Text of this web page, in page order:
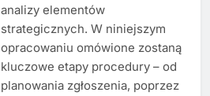
analizy elementów
strategicznych. W niniejszym
opracowaniu omówione zostaną
kluczowe etapy procedury – od
planowania zgłoszenia, poprzez